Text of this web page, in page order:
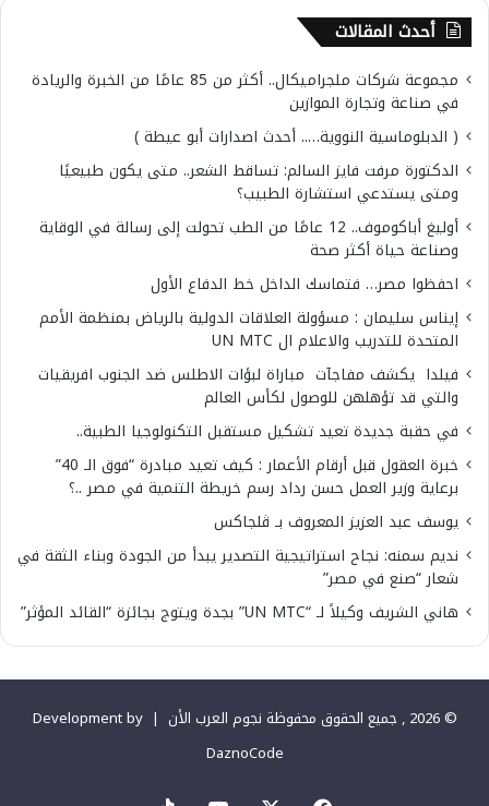
أحدث المقالات
مجموعة شركات ملجراميكال.. أكثر من 85 عامًا من الخبرة والريادة
في صناعة وتجارة الموازين
( الدبلوماسية النووية….. أحدث اصدارات أبو عيطة )
الدكتورة مرفت فايز السالم: تساقط الشعر.. متى يكون طبيعيًا
ومتى يستدعي استشارة الطبيب؟
أوليغ أباكوموف.. 12 عامًا من الطب تحولت إلى رسالة في الوقاية
وصناعة حياة أكثر صحة
احفظوا مصر… فتماسك الداخل خط الدفاع الأول
إيناس سليمان : مسؤولة العلاقات الدولية بالرياض بمنظمة الأمم
المتحدة للتدريب والاعلام ال UN MTC
فيلدا يكشف مفاجآت مباراة لبؤات الاطلس ضد الجنوب افريقيات
والتي قد تؤهلهن للوصول لكأس العالم
في حقبة جديدة تعيد تشكيل مستقبل التكنولوجيا الطبية..
خبرة العقول قبل أرقام الأعمار : كيف تعيد مبادرة “فوق الـ 40”
برعاية وزير العمل حسن رداد رسم خريطة التنمية في مصر ..؟
يوسف عبد العزيز المعروف بـ ڤلجاكس
نديم سمنه: نجاح استراتيجية التصدير يبدأ من الجودة وبناء الثقة في
شعار “صنع في مصر”
هاني الشريف وكيلاً لـ “UN MTC” بجدة ويتوج بجائزة “القائد المؤثر”
© 2026 , جميع الحقوق محفوظة نجوم العرب الأن |
Development by
DaznoCode